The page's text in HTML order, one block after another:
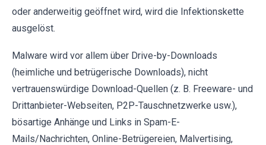
oder anderweitig geöffnet wird, wird die Infektionskette
ausgelöst.
Malware wird vor allem über Drive-by-Downloads
(heimliche und betrügerische Downloads), nicht
vertrauenswürdige Download-Quellen (z. B. Freeware- und
Drittanbieter-Webseiten, P2P-Tauschnetzwerke usw.),
bösartige Anhänge und Links in Spam-E-
Mails/Nachrichten, Online-Betrügereien, Malvertising,